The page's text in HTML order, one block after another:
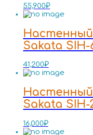
55,900₽
Sakata SIH-
41,200₽
Sakata SIH-
16,000₽